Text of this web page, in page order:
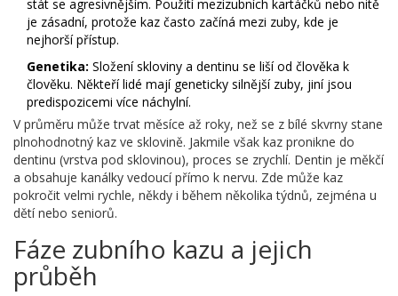
stát se agresivnějším. Použití mezizubních kartáčků nebo nitě
je zásadní, protože kaz často začíná mezi zuby, kde je
nejhorší přístup.
Genetika: Složení skloviny a dentinu se liší od člověka k
člověku. Někteří lidé mají geneticky silnější zuby, jiní jsou
predispozicemi více náchylní.
V průměru může trvat měsíce až roky, než se z bílé skvrny stane
plnohodnotný kaz ve sklovině. Jakmile však kaz pronikne do
dentinu (vrstva pod sklovinou), proces se zrychlí. Dentin je měkčí
a obsahuje kanálky vedoucí přímo k nervu. Zde může kaz
pokročit velmi rychle, někdy i během několika týdnů, zejména u
dětí nebo seniorů.
Fáze zubního kazu a jejich
průběh